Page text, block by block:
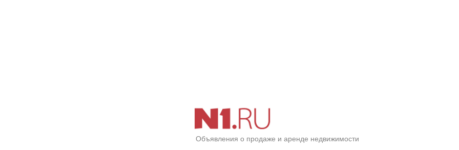
Объявления о продаже и аренде недвижимости